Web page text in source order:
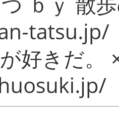
tatsu.jp/
好きだ。